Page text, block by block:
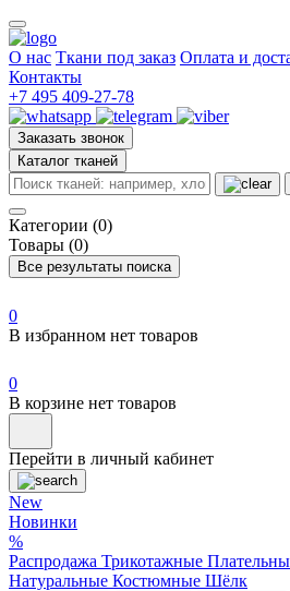
О нас Ткани под заказ Оплата и
Контакты
+7 495 409-27-78
Заказать звонок
Каталог тканей
Категории (0)
Товары (0)
Все результаты поиска
0
В избранном нет товаров
0
В корзине нет товаров
Перейти в личный кабинет
New
Новинки
%
Распродажа Трикотажные
Натуральные Костюмные Шёлк